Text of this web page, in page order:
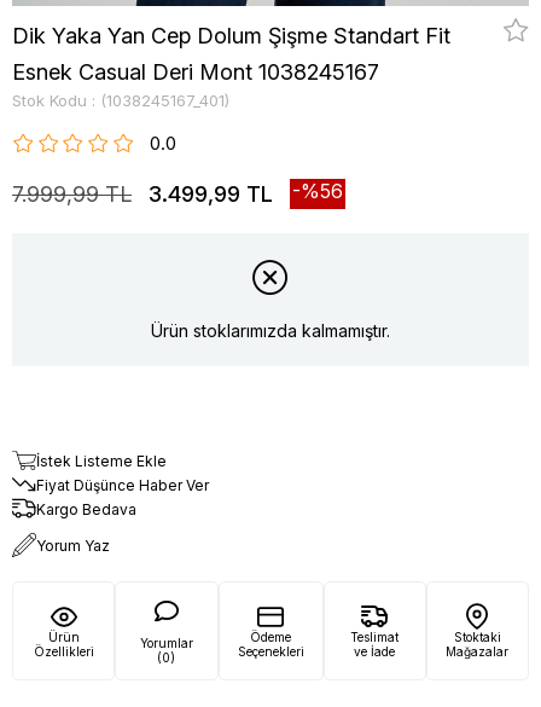
Dik Yaka Yan Cep Dolum Şişme Standart Fit
Esnek Casual Deri Mont 1038245167
Stok Kodu (1038245167_401)
0.0
7.999,99 TL 3.499,99 TL 56
Ürün stoklarımızda kalmamıştır.
İstek Listeme Ekle
Fiyat Düşünce Haber Ver
Kargo Bedava
Yorum Yaz
Ürün
Özellikleri
Yorumlar
(0)
Ödeme
Seçenekleri
Teslimat
ve İade
Stoktaki
Mağazalar